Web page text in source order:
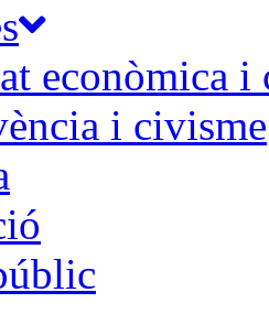
econòmica i
i civisme